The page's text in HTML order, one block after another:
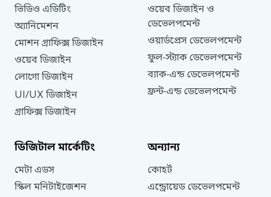
ভিডিও এডিটিং
অ্যানিমেশন
মোশনগ্রাফিক্সডিজাইন
ওয়েবডিজাইন
লোগোডিজাইন
UI/UX ডিজাইন
গ্রাফিক্সডিজাইন
ওয়েবডিজাইনও
ডেভেলপমেন্ট
ওয়ার্ডপ্রেস ডেভেলপমেন্ট
ফুল-স্ট্যাক ডেভেলপমেন্ট
ব্যাক-এন্ড ডেভেলপমেন্ট
ফ্রন্ট-এন্ড ডেভেলপমেন্ট
ডিজিটাল মার্কেটিং
মেটাএডস
স্কিলমনিটাইজেশন
অন্যান্য
কোহর্ট
এন্ড্রোয়েড ডেভেলপমেন্ট